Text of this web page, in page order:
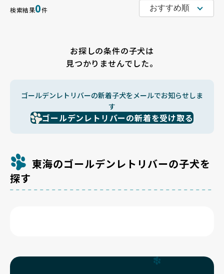
検索結果0件
お探しの条件の子犬は
見つかりませんでした。
ゴールデンレトリバーの新着子犬をメールでお知らせしま
す
ゴールデンレトリバーの新着を受け取る
東海のゴールデンレトリバーの子犬を
探す